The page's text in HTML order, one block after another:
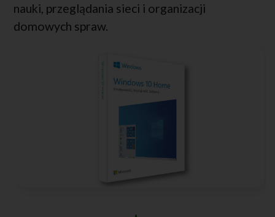
nauki, przeglądania sieci i organizacji
domowych spraw.